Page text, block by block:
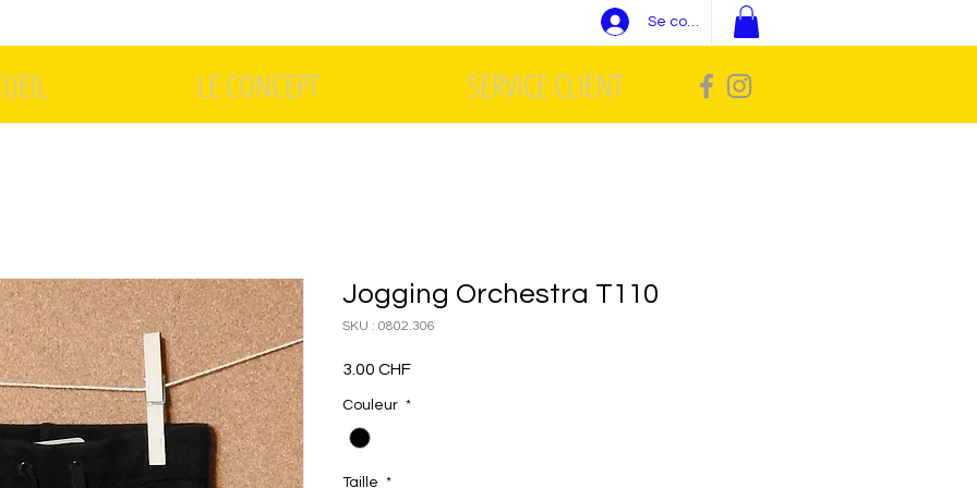
Se connecter
LE CONCEPT SERVICE CLIENT
Jogging Orchestra T110
SKU : 0802.306
3.00 CHFPrix
Couleur *
Taille *